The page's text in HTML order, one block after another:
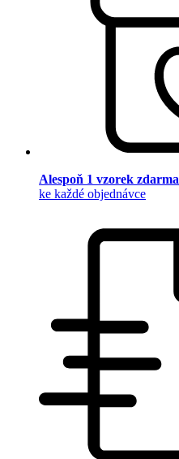
Alespoň 1 vzorek zdarma
ke každé objednávce